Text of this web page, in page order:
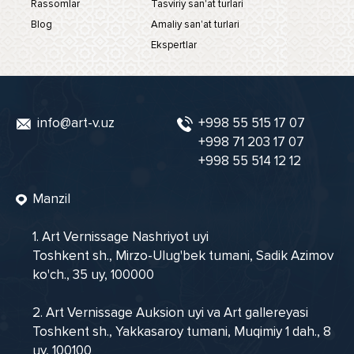
Rassomlar
Blog
Tasviriy san'at turlari
Amaliy san'at turlari
Ekspertlar
info@art-v.uz
+998 55 515 17 07
+998 71 203 17 07
+998 55 514 12 12
Manzil
1. Art Vernissage Nashriyot uyi
Toshkent sh., Mirzo-Ulug'bek tumani, Sadik Azimov
ko'ch., 35 uy, 100000
2. Art Vernissage Auksion uyi va Art gallereyasi
Toshkent sh., Yakkasaroy tumani, Muqimiy 1 dah., 8
uy, 100100